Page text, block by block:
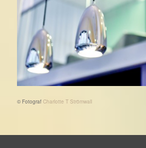
© Fotograf Charlotte T Strömwall